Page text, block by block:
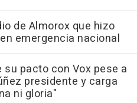
de Almorox que hizo
emergencia nacional
pacto con Vox pese a
presidente y carga
ni gloria"